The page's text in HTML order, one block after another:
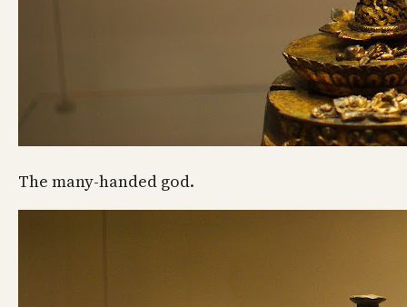
The many-handed god.